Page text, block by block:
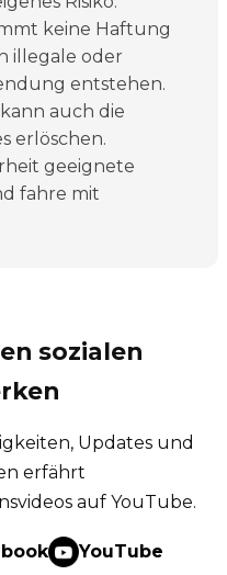
keine Haftung
illegale oder
entstehen.
auch die
erlöschen.
geeignete
fahre mit
sozialen
Updates und
erfährt
auf YouTube.
YouTube